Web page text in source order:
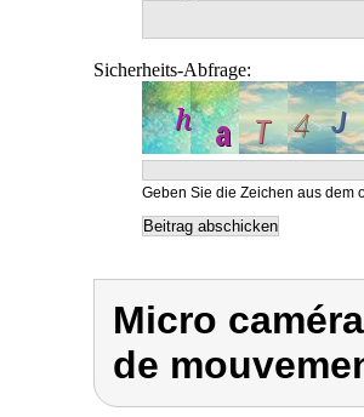
Sicherheits-Abfrage:
Geben Sie die Zeichen aus dem
Micro
de